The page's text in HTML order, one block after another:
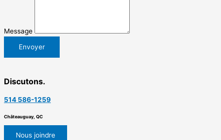
Message
Envoyer
Discutons.
514 586-1259
Châteauguay, QC
Nous joindre